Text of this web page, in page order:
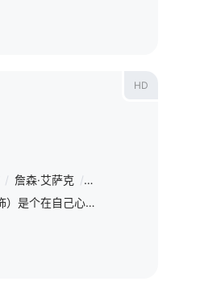
HD
/ 詹森·艾萨克 / 黛比·玛扎
出租车司机吉米·唐（成龙 饰）是个在自己心仪女子面前缺乏自信的家伙，所经反复排练但还是会在上阵时手足无措。飚出租车是他唯一所长，拥有因超速被九次吊扣执照的光荣记录，也因这一点被富翁戴弗林（Jason